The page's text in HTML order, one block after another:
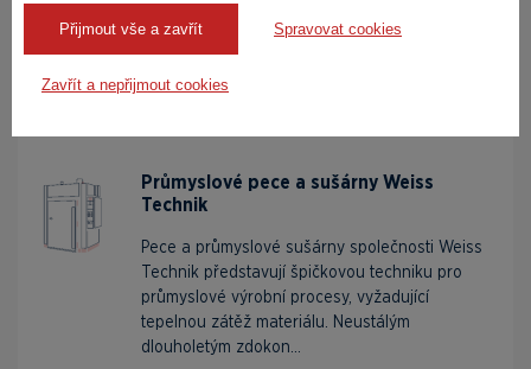
Přijmout vše a zavřít Spravovat cookies
Zavřít a nepřijmout cookies
Zobrazit produkty
Průmyslové pece a sušárny Weiss
Technik
Pece a průmyslové sušárny společnosti Weiss
Technik představují špičkovou techniku pro
průmyslové výrobní procesy, vyžadující
tepelnou zátěž materiálu. Neustálým
dlouholetým zdokon...